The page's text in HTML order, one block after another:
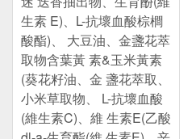
生素 E)、L-抗壞血酸棕櫚
酸酯)、 大豆油、金盞花萃
取物含葉黃 素&玉米黃素
(葵花籽油、金 盞花萃取、
小米草取物、 L-抗壞血酸
(維生素C)、維 生素E(乙酸